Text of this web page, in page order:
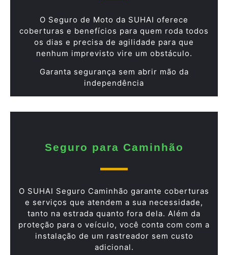
O Seguro de Moto da SUHAI oferece
coberturas e benefícios para quem roda todos
os dias e precisa de agilidade para que
nenhum imprevisto vire um obstáculo.
Garanta segurança sem abrir mão da
independência
Seguro para Caminhão
O SUHAI Seguro Caminhão garante coberturas
e serviços que atendem a sua necessidade,
tanto na estrada quanto fora dela. Além da
proteção para o veículo, você conta com com a
instalação de um rastreador sem custo
adicional.